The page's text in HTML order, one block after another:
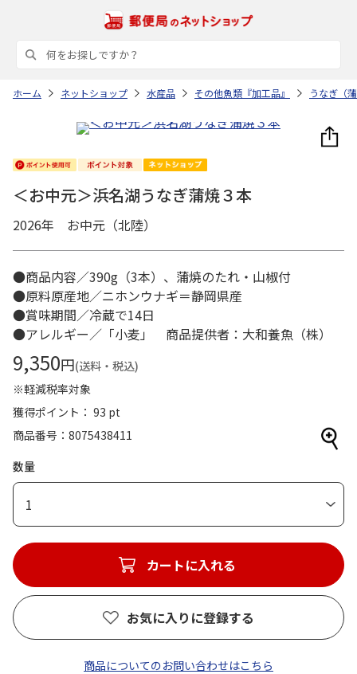
ホーム ネットショップ 水産品 その他魚類『加工品』 うなぎ（
＜お中元＞浜名湖うなぎ蒲焼３本
2026年 お中元（北陸）
●商品内容／390g（3本）、蒲焼のたれ・山椒付
●原料原産地／ニホンウナギ＝静岡県産
●賞味期間／冷蔵で14日
●アレルギー／「小麦」 商品提供者：大和養魚（株）
9,350円(送料・税込)
※軽減税率対象
獲得ポイント： 93 pt
商品番号
8075438411
数量
1
カートに入れる
お気に入りに登録する
商品についてのお問い合わせはこちら